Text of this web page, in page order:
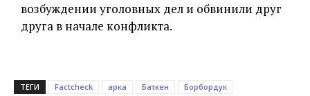
возбуждении уголовных дел и обвинили друг
друга в начале конфликта.
ТЕГИ Factcheck арка Баткен
Борбордук